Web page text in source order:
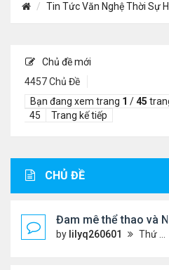
Tin Tức Văn Nghệ Thời Sự
Chủ đề mới
4457 Chủ Đề
Bạn đang xem trang 1 /45
45
Trang kế tiếp
CHỦ ĐỀ
Đam mê thể thao và
by lilyq260601 Thứ 4 Tháng 7 22, 2026 7:13 pm